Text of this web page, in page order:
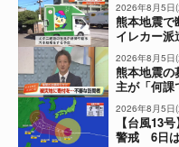
2026年8月5日
熊本地震で
イレカー
2026年8月5日
熊本地震
主が「何課
2026年8月5日
【台風13
警戒 6日